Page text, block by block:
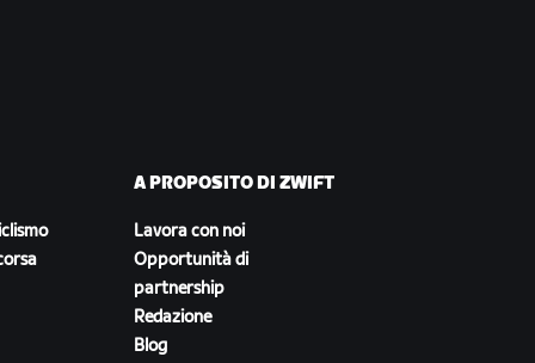
A PROPOSITO DI ZWIFT
Lavora con noi
Opportunità di
partnership
Redazione
Blog